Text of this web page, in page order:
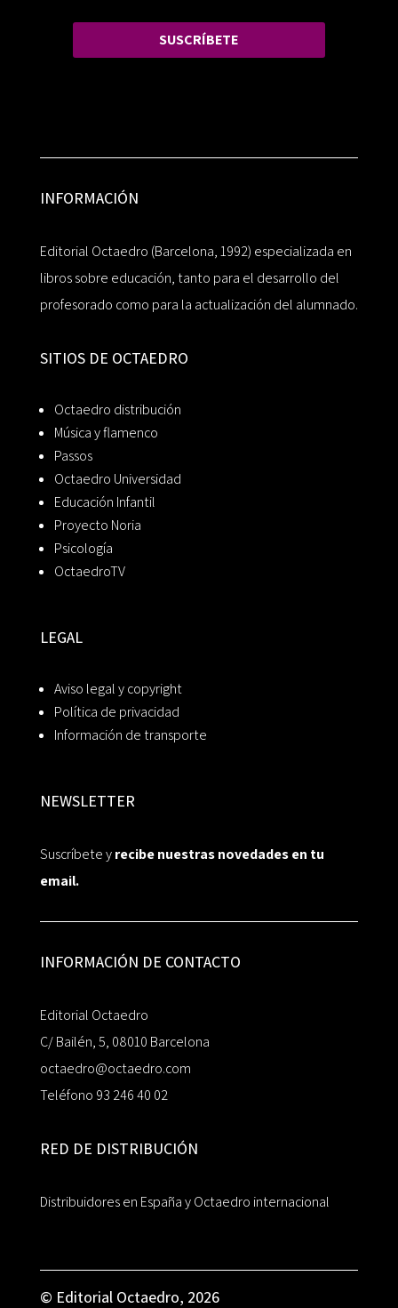
SUSCRÍBETE
INFORMACIÓN
Editorial Octaedro (Barcelona, 1992) especializada en
libros sobre educación, tanto para el desarrollo del
profesorado como para la actualización del alumnado.
SITIOS DE OCTAEDRO
Octaedro distribución
Música y flamenco
Passos
Octaedro Universidad
Educación Infantil
Proyecto Noria
Psicología
OctaedroTV
LEGAL
Aviso legal y copyright
Política de privacidad
Información de transporte
NEWSLETTER
Suscríbete yrecibe nuestras novedades en tu
email.
INFORMACIÓN DE CONTACTO
Editorial Octaedro
C/ Bailén, 5, 08010 Barcelona
octaedro@octaedro.com
Teléfono 93 246 40 02
RED DE DISTRIBUCIÓN
Distribuidores en España y Octaedro internacional
© Editorial Octaedro, 2026